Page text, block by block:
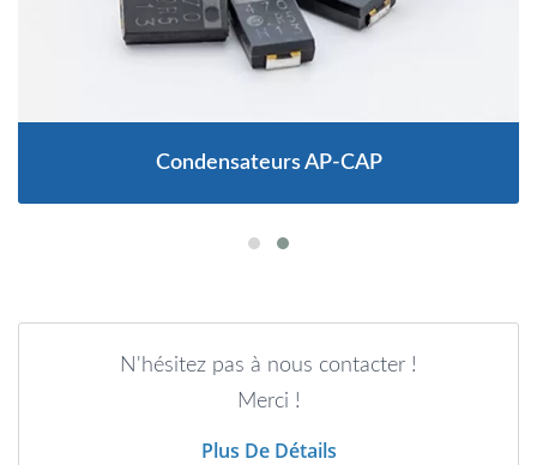
Condensateurs AP-CAP
N'hésitez pas à nous contacter !
Merci !
Plus De Détails